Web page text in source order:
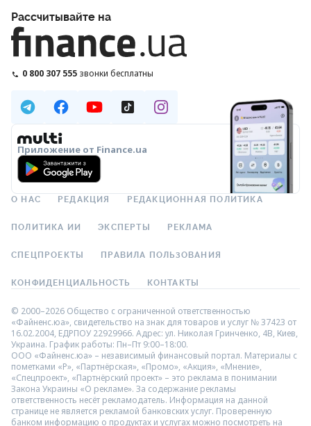
Рассчитывайте на
0 800 307 555 звонки бесплатны
Приложение от Finance.ua
О НАС РЕДАКЦИЯ РЕДАКЦИОННАЯ ПОЛИТИКА
ПОЛИТИКА ИИ ЭКСПЕРТЫ РЕКЛАМА
СПЕЦПРОЕКТЫ ПРАВИЛА ПОЛЬЗОВАНИЯ
КОНФИДЕНЦИАЛЬНОСТЬ КОНТАКТЫ
© 2000–2026 Общество с ограниченной ответственностью
«Файненс.юа», свидетельство на знак для товаров и услуг № 37423 от
16.02.2004, ЕДРПОУ 22929966. Адрес: ул. Николая Гринченко, 4В, Киев,
Украина. График работы: Пн–Пт 9:00–18:00.
ООО «Файненс.юа» – независимый финансовый портал. Материалы с
пометками «Р», «Партнёрская», «Промо», «Акция», «Мнение»,
«Спецпроект», «Партнёрский проект» – это реклама в понимании
Закона Украины «О рекламе». За содержание рекламы
ответственность несёт рекламодатель. Информация на данной
странице не является рекламой банковских услуг. Проверенную
банком информацию о продуктах и услугах можно посмотреть на